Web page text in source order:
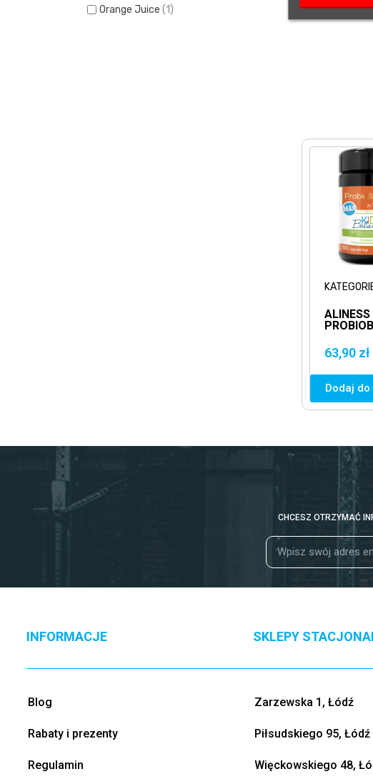
Orange Juice (1)
Wiśnia(1)
Apple Mint
Żurawina-Pomarańcz(1)
Yuzu
Tangerine(2)
Passion Fruit
ALINESS
BALANCE
60VCAPS.
63,90 zł
Dodaj do
CHCESZ OTRZYMAĆ
INFORMACJE
Blog
Rabaty i prezenty
Regulamin
SKLEPY
Zarzewska 1, Łódź
Piłsudskiego 95, Łódź
Więckowskiego 48,